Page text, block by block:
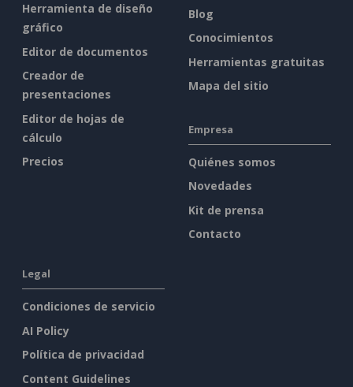
Herramienta de diseño
gráfico
Editor de documentos
Creador de
presentaciones
Editor de hojas de
cálculo
Precios
Blog
Conocimientos
Herramientas gratuitas
Mapa del sitio
Empresa
Quiénes somos
Novedades
Kit de prensa
Contacto
Legal
Condiciones de servicio
AI Policy
Política de privacidad
Content Guidelines